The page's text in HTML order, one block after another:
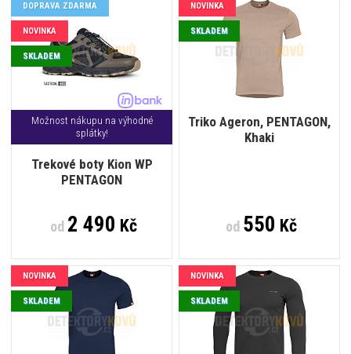
Možnost nákupu na výhodné
splátky!
Trekové boty Kion WP
PENTAGON
DOPRAVA ZDARMA
NOVINKA
SKLADEM
od2 490 Kč
Triko Ageron, PENTAGON,
Khaki
NOVINKA
SKLADEM
od550 Kč
NOVINKA
SKLADEM
NOVINKA
SKLADEM